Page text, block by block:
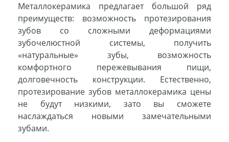
Металлокерамика предлагает большой ряд
преимуществ: возможность протезирования
зубов со сложными деформациями
зубочелюстной системы, получить
«натуральные» зубы, возможность
комфортного пережевывания пищи,
долговечность конструкции. Естественно,
протезирование зубов металлокерамика цены
не будут низкими, зато вы сможете
наслаждаться новыми замечательными
зубами.